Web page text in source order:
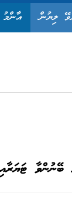
ލިޔުން
ބޭނުންވާ